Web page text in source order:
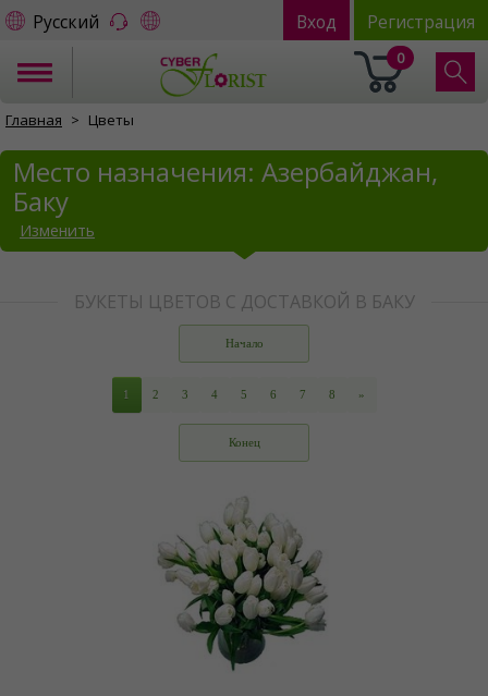
Русский Вход Регистрация
0
Главная Цветы
Место назначения: Азербайджан,
Баку
Изменить
БУКЕТЫ ЦВЕТОВ С ДОСТАВКОЙ В БАКУ
Начало
1 2 3 4 5 6 7 8 »
Конец